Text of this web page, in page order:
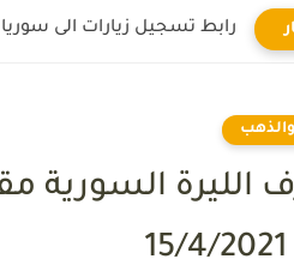
رابط تسجيل زيارات الى سوريا 2025
السورية